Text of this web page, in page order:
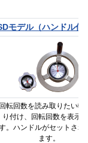
モデル（ハンドル付
回転回数を読み取りたい軸
り付け、回転回数を表示
。ハンドルがセットされ
ます。